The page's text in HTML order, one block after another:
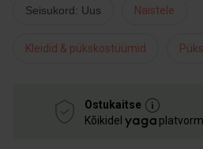
Seisukord: Uus Naistele
Kleidid & pükskostüümid
Ostukaitse
Kõikidel